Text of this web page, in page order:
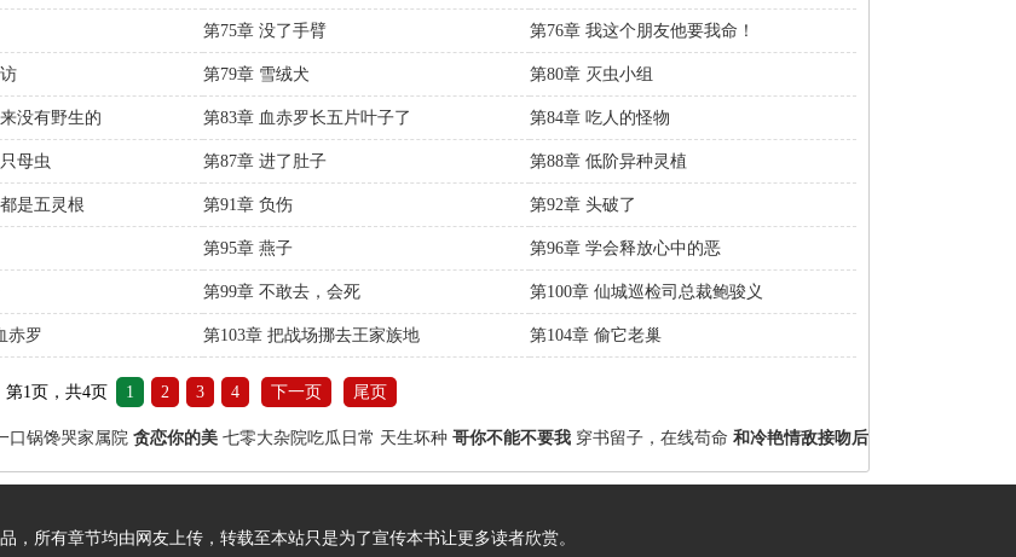
第75章 没了手臂 第76章 我这个朋友他要我命！
第79章 雪绒犬 第80章 灭虫小组
没有野生的 第83章 血赤罗长五片叶子了 第84章 吃人的怪物
母虫 第87章 进了肚子 第88章 低阶异种灵植
是五灵根 第91章 负伤 第92章 头破了
第95章 燕子 第96章 学会释放心中的恶
第99章 不敢去，会死 第100章 仙城巡检司总裁鲍骏义
赤罗 第103章 把战场挪去王家族地 第104章 偷它老巢
第1页，共4页 1 2 3 4 下一页 尾页
口锅馋哭家属院 贪恋你的美 七零大杂院吃瓜日常 天生坏种 哥你不能不要我 穿书留子，在线苟命 和冷艳情敌接吻后
，所有章节均由网友上传，转载至本站只是为了宣传本书让更多读者欣赏。